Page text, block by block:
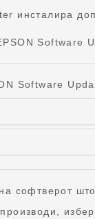
инсталира
Software
Software
софтверот